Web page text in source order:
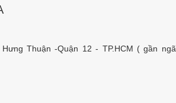
Thuận -Quận 12 - TP.HCM ( gần